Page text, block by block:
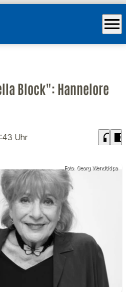
menu
Block": Hannelore
Uhr headphones chrome_reader_mode
Foto: Georg Wendt/dpa